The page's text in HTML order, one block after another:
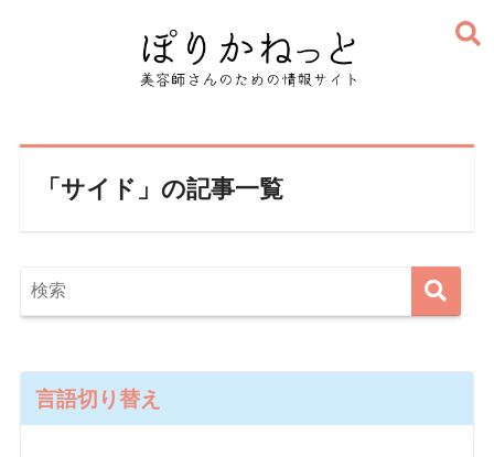
「サイド」の記事一覧
言語切り替え